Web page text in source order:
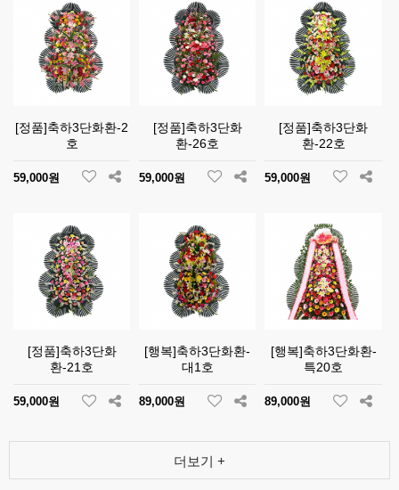
[정품]축하3단화환-2
호
59,000원
[정품]축하3단화
환-26호
59,000원
[정품]축하3단화
환-22호
59,000원
[정품]축하3단화
환-21호
59,000원
[행복]축하3단화환-
대1호
89,000원
[행복]축하3단화환-
특20호
89,000원
더보기 +